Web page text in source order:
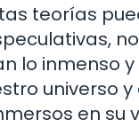
teorías
lo inmenso
universo
en su